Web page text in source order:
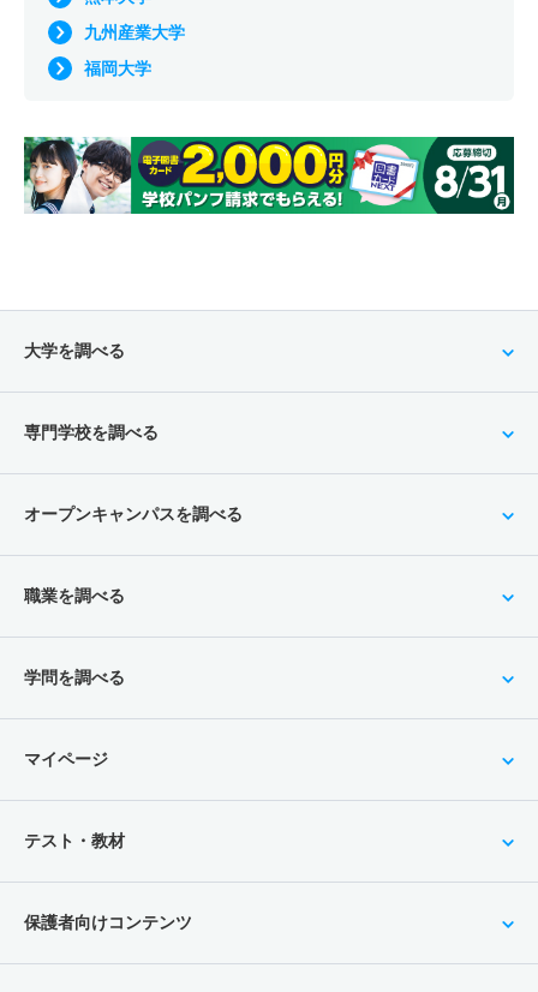
九州産業大学
福岡大学
大学を調べる
専門学校を調べる
オープンキャンパスを調べる
職業を調べる
学問を調べる
マイページ
テスト・教材
保護者向けコンテンツ